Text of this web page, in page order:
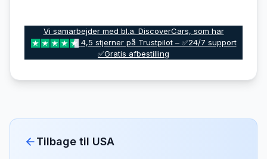
Vi samarbejder med bl.a. DiscoverCars, som har
4,5 stjerner på Trustpilot – ✅24/7 support
✅Gratis afbestilling
Tilbage til USA